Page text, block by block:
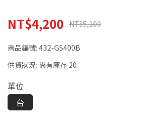
NT$4,200 NT$5,100
商品編號: 432-GS400B
供貨狀況: 尚有庫存 20
單位
台